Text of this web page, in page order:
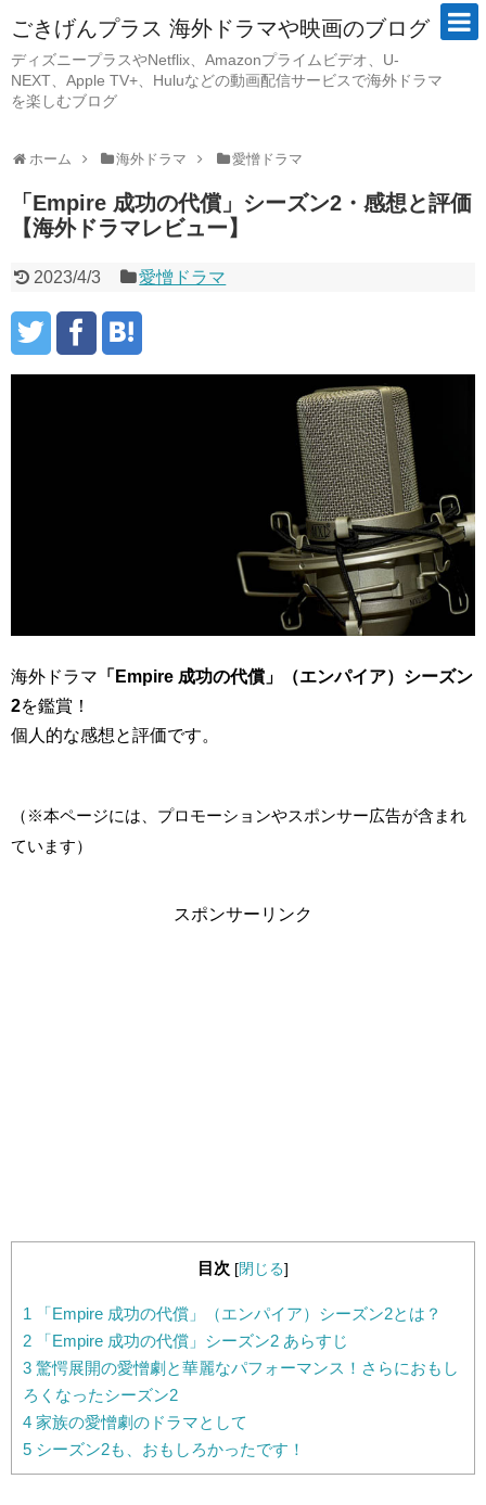
ごきげんプラス 海外ドラマや映画のブログ
ディズニープラスやNetflix、Amazonプライムビデオ、U-
NEXT、Apple TV+、Huluなどの動画配信サービスで海外ドラマ
を楽しむブログ
ホーム 海外ドラマ 愛憎ドラマ
「Empire 成功の代償」シーズン2・感想と評価
【海外ドラマレビュー】
2023/4/3 愛憎ドラマ
海外ドラマ 「Empire 成功の代償」（エンパイア）シーズン
2を鑑賞！
個人的な感想と評価です。
（※本ページには、プロモーションやスポンサー広告が含まれ
ています）
スポンサーリンク
目次 [閉じる]
1 「Empire 成功の代償」（エンパイア）シーズン2とは？
2 「Empire 成功の代償」シーズン2 あらすじ
3 驚愕展開の愛憎劇と華麗なパフォーマンス！さらにおもし
ろくなったシーズン2
4 家族の愛憎劇のドラマとして
5 シーズン2も、おもしろかったです！